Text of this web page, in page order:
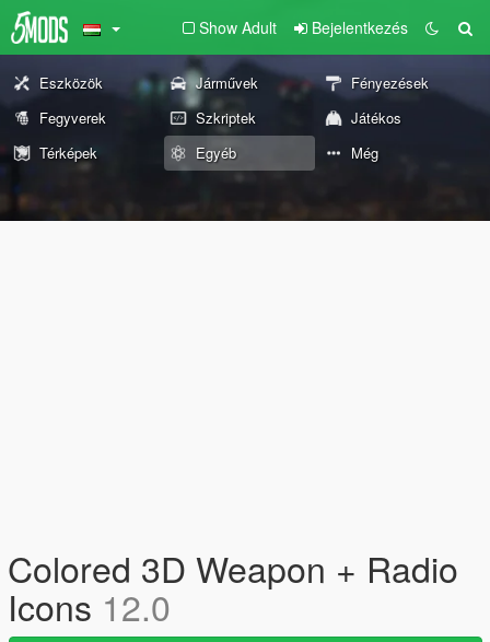
Show Adult Bejelentkezés
Eszközök Járművek
Fényezések
Fegyverek
Szkriptek
Játékos
Térképek
Egyéb Még
Colored 3D Weapon + Radio
Icons 12.0